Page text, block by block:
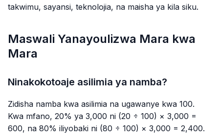
takwimu, sayansi, teknolojia, na maisha ya kila siku.
Maswali Yanayoulizwa Mara kwa
Mara
Ninakokotoaje asilimia ya namba?
Zidisha namba kwa asilimia na ugawanye kwa 100.
Kwa mfano, 20% ya 3,000 ni (20 ÷ 100) × 3,000 =
600, na 80% iliyobaki ni (80 ÷ 100) × 3,000 = 2,400.